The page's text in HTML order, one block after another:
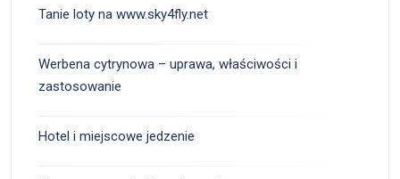
Tanie loty na www.sky4fly.net
Werbena cytrynowa – uprawa, właściwości i
zastosowanie
Hotel i miejscowe jedzenie